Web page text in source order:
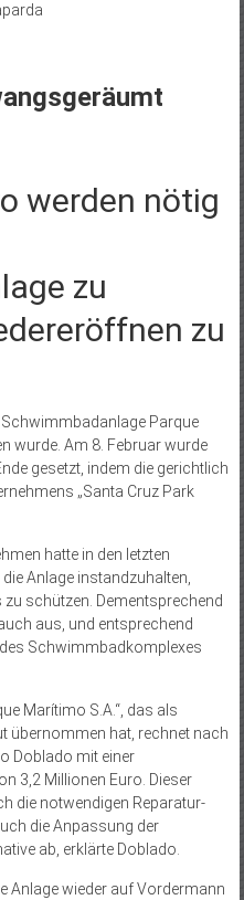
werden nötig
zu
zu
Schwimmbadanlage Parque
wurde. Am 8. Februar wurde
gesetzt, indem die gerichtlich
„Santa Cruz Park
hatte in den letzten
Anlage instand­zuhalten,
schützen. Dementsprechend
aus, und entsprechend
Schwimmbadkomplexes
Marítimo S.A.“, das als
übernommen hat, rechnet nach
Doblado mit einer
3,2 Millionen Euro. Dieser
die notwendigen Reparatur­
die Anpassung der
ab, erklärte Doblado.
Anlage wieder auf Vordermann